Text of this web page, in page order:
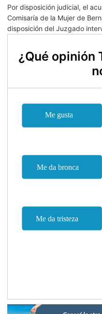
Por disposición judicial, el
Comisaría de la Mujer de
disposición del Juzgado
¿Qué opinión